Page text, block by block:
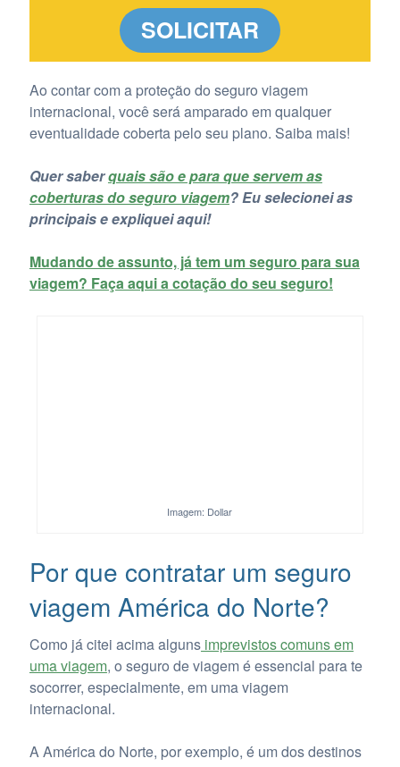
SOLICITAR
Ao contar com a proteção do seguro viagem
internacional, você será amparado em qualquer
eventualidade coberta pelo seu plano. Saiba mais!
Quer saberquais são e para que servem as
coberturas do seguro viagem? Eu selecionei as
principais e expliquei aqui!
Mudando de assunto, já tem um seguro para sua
viagem? Faça aqui a cotação do seu seguro!
Imagem: Dollar
Por que contratar um seguro
viagem América do Norte?
Como já citei acima algunsimprevistos comuns em
uma viagem, o seguro de viagem é essencial para te
socorrer, especialmente, em uma viagem
internacional.
A América do Norte, por exemplo, é um dos destinos